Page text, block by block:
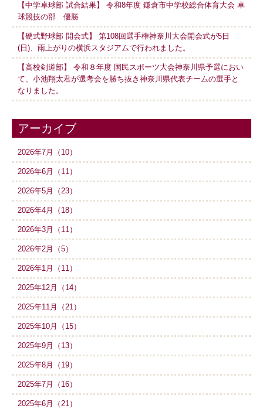
【中学卓球部 試合結果】 令和8年度 鎌倉市中学校総合体育大会 卓
球競技の部 優勝
【硬式野球部 開会式】 第108回選手権神奈川大会開会式が5日
(日)、雨上がりの横浜スタジアムで行われました。
【高校剣道部】 令和８年度 国民スポーツ大会神奈川県予選におい
て、小池翔太君が選考会を勝ち抜き神奈川県代表チームの選手と
なりました。
アーカイブ
2026年7月（10）
2026年6月（11）
2026年5月（23）
2026年4月（18）
2026年3月（11）
2026年2月（5）
2026年1月（11）
2025年12月（14）
2025年11月（21）
2025年10月（15）
2025年9月（13）
2025年8月（19）
2025年7月（16）
2025年6月（21）